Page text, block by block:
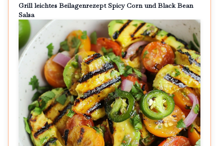
Grill leichtes Beilagenrezept Spicy Corn und Black Bean
Salsa